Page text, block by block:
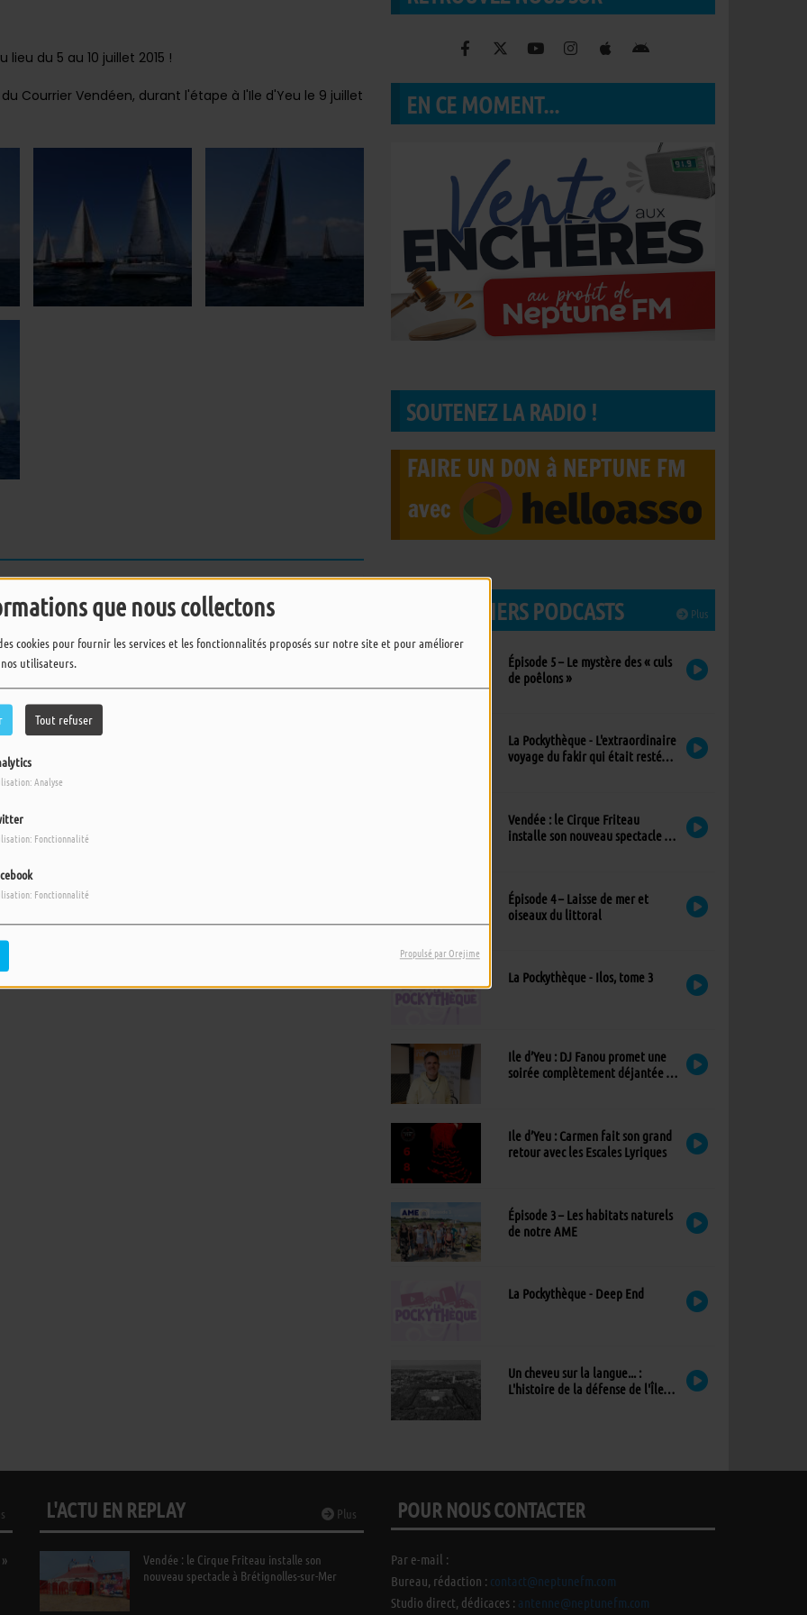
que nous collectons
cookies pour fournir les services et les fonctionnalités proposés sur notre site et pour améliorer
utilisateurs.
Tout refuser
Analyse
Fonctionnalité
Fonctionnalité
Propulsé par Orejime
du 5 au 10 juillet 2015 !
Courrier Vendéen, durant l'étape à l'Ile d'Yeu le 9 juillet
pour commenter cet article
EN CE MOMENT...
SOUTENEZ LA RADIO !
Plus
LES DERNIERS PODCASTS
Épisode 5 – Le mystère des « culs
de poêlons »
La Pockythèque - L'extraordinaire
voyage du fakir qui était resté
Vendée : le Cirque Friteau
installe son nouveau spectacle à
Épisode 4 – Laisse de mer et
oiseaux du littoral
La Pockythèque - Ilos, tome 3
Ile d’Yeu : DJ Fanou promet une
soirée complètement déjantée à
Ile d’Yeu : Carmen fait son grand
retour avec les Escales Lyriques
Épisode 3 – Les habitats naturels
de notre AME
La Pockythèque - Deep End
Un cheveu sur la langue... :
L'histoire de la défense de l'Île
Plus
L'ACTU EN REPLAY
Vendée : le Cirque Friteau installe son
nouveau spectacle à Brétignolles-sur-Mer
POUR NOUS CONTACTER
Par e-mail :
Bureau, rédaction : contact@neptunefm.com
Studio direct, dédicaces : antenne@neptunefm.com